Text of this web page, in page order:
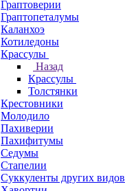
Граптоверии
Граптопеталумы
Каланхоэ
Котиледоны
Крассулы
Назад
Крассулы
Толстянки
Крестовники
Молодило
Пахиверии
Пахифитумы
Седумы
Стапелии
Суккуленты других видов